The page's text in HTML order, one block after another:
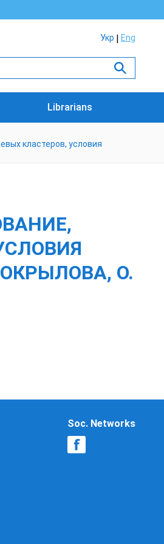
Укр Eng
Librarians
кластеров, условия
О.
Soc. Networks